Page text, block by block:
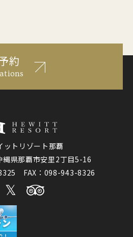
約
ットリゾート那覇
県那覇市安里2丁目5-16
FAX：098-943-8326